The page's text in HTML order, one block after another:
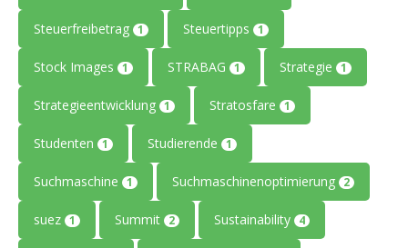
Steuerfreibetrag 1 Steuertipps 1
Stock Images 1 STRABAG 1 Strategie 1
Strategieentwicklung 1 Stratosfare 1
Studenten 1 Studierende 1
Suchmaschine 1 Suchmaschinenoptimierung 2
suez 1 Summit 2 Sustainability 4